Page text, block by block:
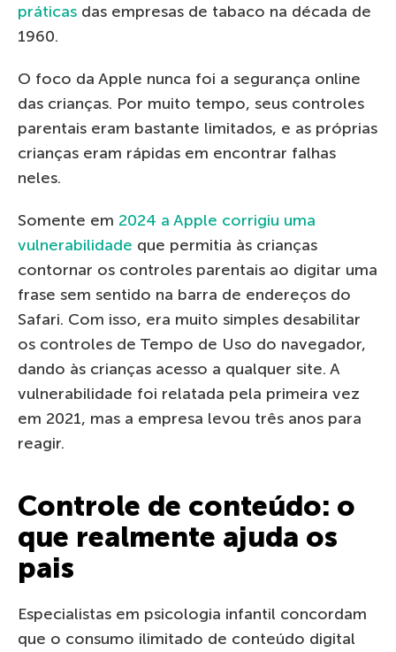
práticas das empresas de tabaco na década de
1960.
O foco da Apple nunca foi a segurança online
das crianças. Por muito tempo, seus controles
parentais eram bastante limitados, e as próprias
crianças eram rápidas em encontrar falhas
neles.
Somente em 2024 a Apple corrigiu uma
vulnerabilidade que permitia às crianças
contornar os controles parentais ao digitar uma
frase sem sentido na barra de endereços do
Safari. Com isso, era muito simples desabilitar
os controles de Tempo de Uso do navegador,
dando às crianças acesso a qualquer site. A
vulnerabilidade foi relatada pela primeira vez
em 2021, mas a empresa levou três anos para
reagir.
Controle de conteúdo: o
que realmente ajuda os
pais
Especialistas em psicologia infantil concordam
que o consumo ilimitado de conteúdo digital